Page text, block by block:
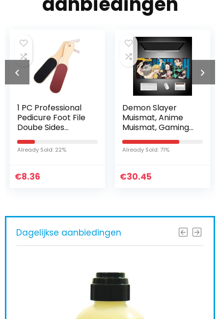
1 PC Professional
Pedicure Foot File
Doube Sides
Wooden Handle
Cracked Skin
Corns Callus
Rasp
Already Sold: 22%
€8.36
Demon Slayer
Muismat, Anime
Muismat, Gaming
Mouse Pad,
speciaal
oppervlak
snelheid en
Already Sold: 71%
€30.45
Dagelijkse aanbiedingen